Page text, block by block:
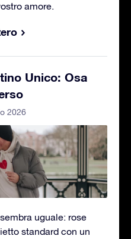
amore.
Unico: Osa
2026
uguale: rose
standard con un